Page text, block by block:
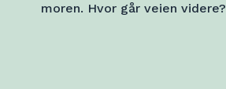
moren. Hvor går veien videre?